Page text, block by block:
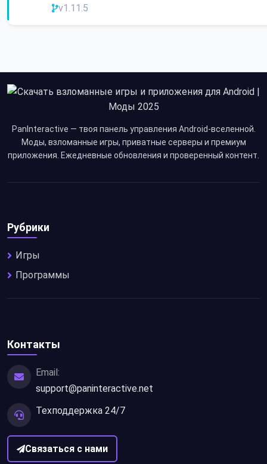
v1.11.5
PanInteractive — твоя панель управления Android-вселенной.
Моды, взломанные игры, приватные серверы и премиум
приложения. Ежедневные обновления и проверенный контент.
Рубрики
Игры
Программы
Контакты
Email:
support@paninteractive.net
Техподдержка 24/7
Связаться с нами